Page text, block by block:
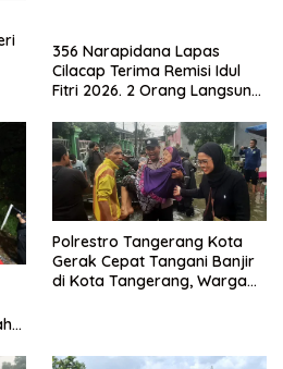
356 Narapidana Lapas
Cilacap Terima Remisi Idul
Fitri 2026. 2 Orang Langsung
Polrestro Tangerang Kota
Gerak Cepat Tangani Banjir
di Kota Tangerang, Warga